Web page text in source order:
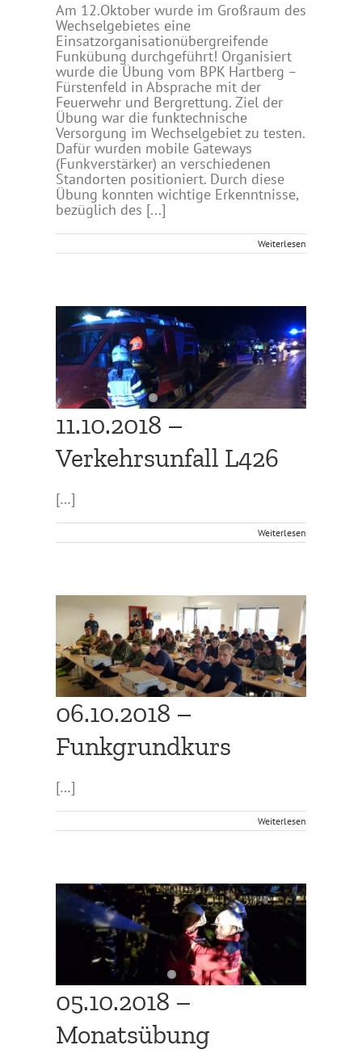
Am 12.Oktober wurde im Großraum des
Wechselgebietes eine
Einsatzorganisationübergreifende
Funkübung durchgeführt! Organisiert
wurde die Übung vom BPK Hartberg –
Fürstenfeld in Absprache mit der
Feuerwehr und Bergrettung. Ziel der
Übung war die funktechnische
Versorgung im Wechselgebiet zu testen.
Dafür wurden mobile Gateways
(Funkverstärker) an verschiedenen
Standorten positioniert. Durch diese
Übung konnten wichtige Erkenntnisse,
bezüglich des [...]
Weiterlesen
11.10.2018 –
Verkehrsunfall L426
[…]
Weiterlesen
06.10.2018 –
Funkgrundkurs
[…]
Weiterlesen
05.10.2018 –
Monatsübung